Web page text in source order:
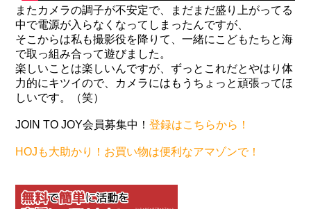
またカメラの調子が不安定で、まだまだ盛り上がってる
中で電源が入らなくなってしまったんですが、
そこからは私も撮影役を降りて、一緒にこどもたちと海
で取っ組み合って遊びました。
楽しいことは楽しいんですが、ずっとこれだとやはり体
力的にキツイので、カメラにはもうちょっと頑張ってほ
しいです。（笑）
JOIN TO JOY会員募集中！登録はこちらから！
HOJも大助かり！お買い物は便利なアマゾンで！